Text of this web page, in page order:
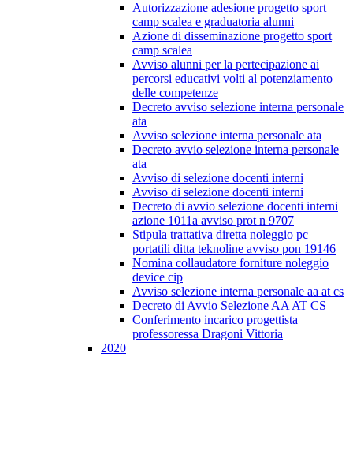
Autorizzazione adesione progetto sport
camp scalea e graduatoria alunni
Azione di disseminazione progetto sport
camp scalea
Avviso alunni per la pertecipazione ai
percorsi educativi volti al potenziamento
delle competenze
Decreto avviso selezione interna personale
ata
Avviso selezione interna personale ata
Decreto avvio selezione interna personale
ata
Avviso di selezione docenti interni
Avviso di selezione docenti interni
Decreto di avvio selezione docenti interni
azione 1011a avviso prot n 9707
Stipula trattativa diretta noleggio pc
portatili ditta teknoline avviso pon 19146
Nomina collaudatore forniture noleggio
device cip
Avviso selezione interna personale aa at cs
Decreto di Avvio Selezione AA AT CS
Conferimento incarico progettista
professoressa Dragoni Vittoria
2020